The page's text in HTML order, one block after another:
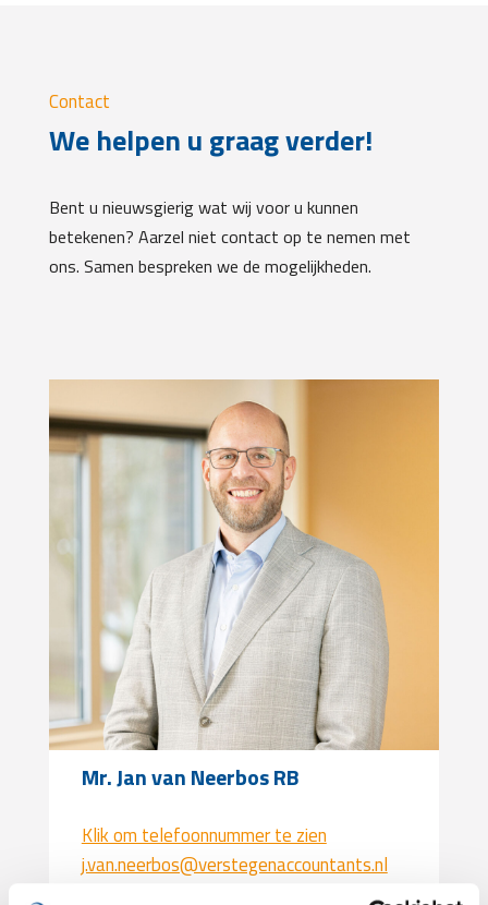
Contact
We helpen u graag verder!
Bent u nieuwsgierig wat wij voor u kunnen
betekenen? Aarzel niet contact op te nemen met
ons. Samen bespreken we de mogelijkheden.
Mr. Jan van Neerbos RB
Klik om telefoonnummer te zien
j.van.neerbos@verstegenaccountants.nl